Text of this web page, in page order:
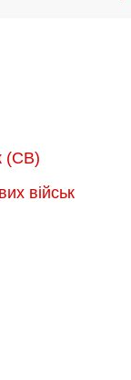
(СВ)
військ